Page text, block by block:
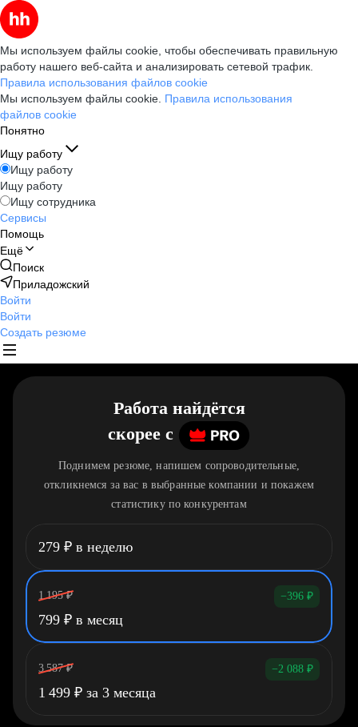
Мы используем файлы cookie, чтобы обеспечивать правильную
работу нашего веб-сайта и анализировать сетевой трафик.
Правила использования файлов cookie
Мы используем файлы cookie. Правила использования
файлов cookie
Понятно
Ищу работу
Ищу работу
Ищу работу
Ищу сотрудника
Сервисы
Помощь
Ещё
Поиск
Приладожский
Войти
Войти
Создать резюме
Работа найдётся
скорее c
Поднимем резюме, напишем сопроводительные,
откликнемся за вас в выбранные компании и покажем
статистику по конкурентам
279 ₽ в неделю
1 195 ₽ −396 ₽
799 ₽ в месяц
3 587 ₽ −2 088 ₽
1 499 ₽ за 3 месяца